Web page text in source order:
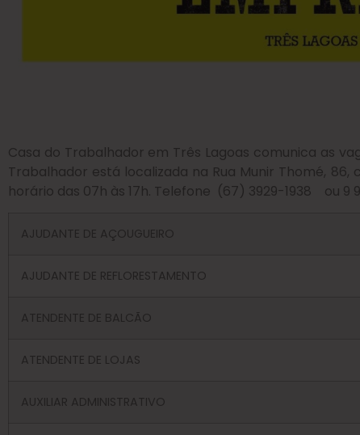
Casa do Trabalhador em Três Lagoas comunica as
Trabalhador está localizada na Rua Munir Thomé,
horário das 07h às 17h. Telefone (67) 3929-1938 ou 9
AJUDANTE DE AÇOUGUEIRO
AJUDANTE DE REFLORESTAMENTO
ATENDENTE DE BALCÃO
ATENDENTE DE LOJAS
AUXILIAR ADMINISTRATIVO